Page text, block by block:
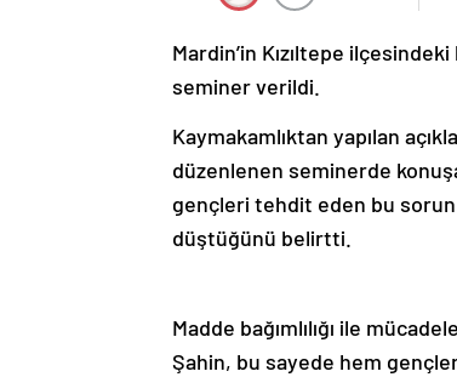
Mardin’in Kızıltepe
seminer verildi.
Kaymakamlıktan yapılan
düzenlenen seminerde
gençleri tehdit eden bu
düştüğünü belirtti.
Madde bağımlılığı ile
Şahin, bu sayede hem